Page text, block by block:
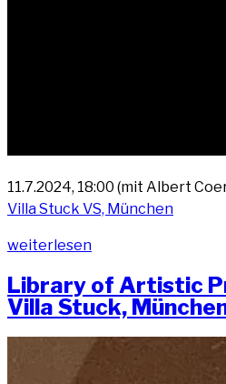
11.7.2024, 18:00 (mit Albert
Vil­la Stuck VS, München
„Lese­
pe
Vil­
wei­ter­le­sen
Libra­ry of Artis­tic
Vil­la Stuck,